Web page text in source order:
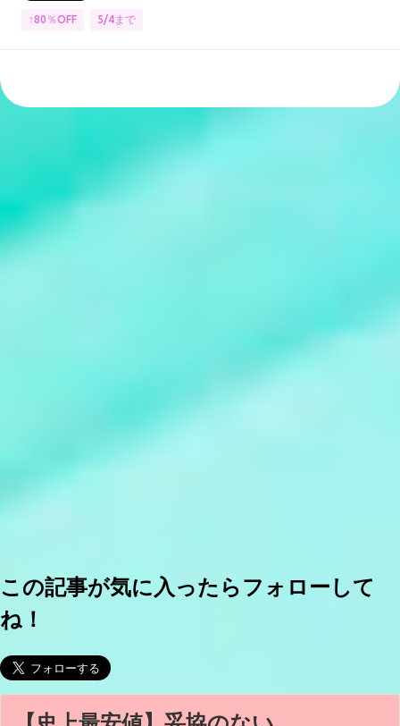
↑80％OFF 5/4まで
この記事が気に入ったらフォローして
ね！